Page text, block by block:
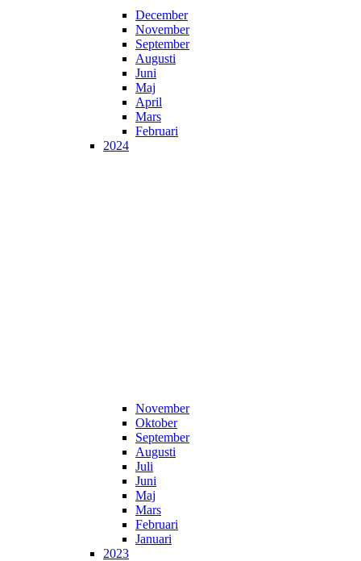
December
November
September
Augusti
Juni
Maj
April
Mars
Februari
2024
November
Oktober
September
Augusti
Juli
Juni
Maj
Mars
Februari
Januari
2023